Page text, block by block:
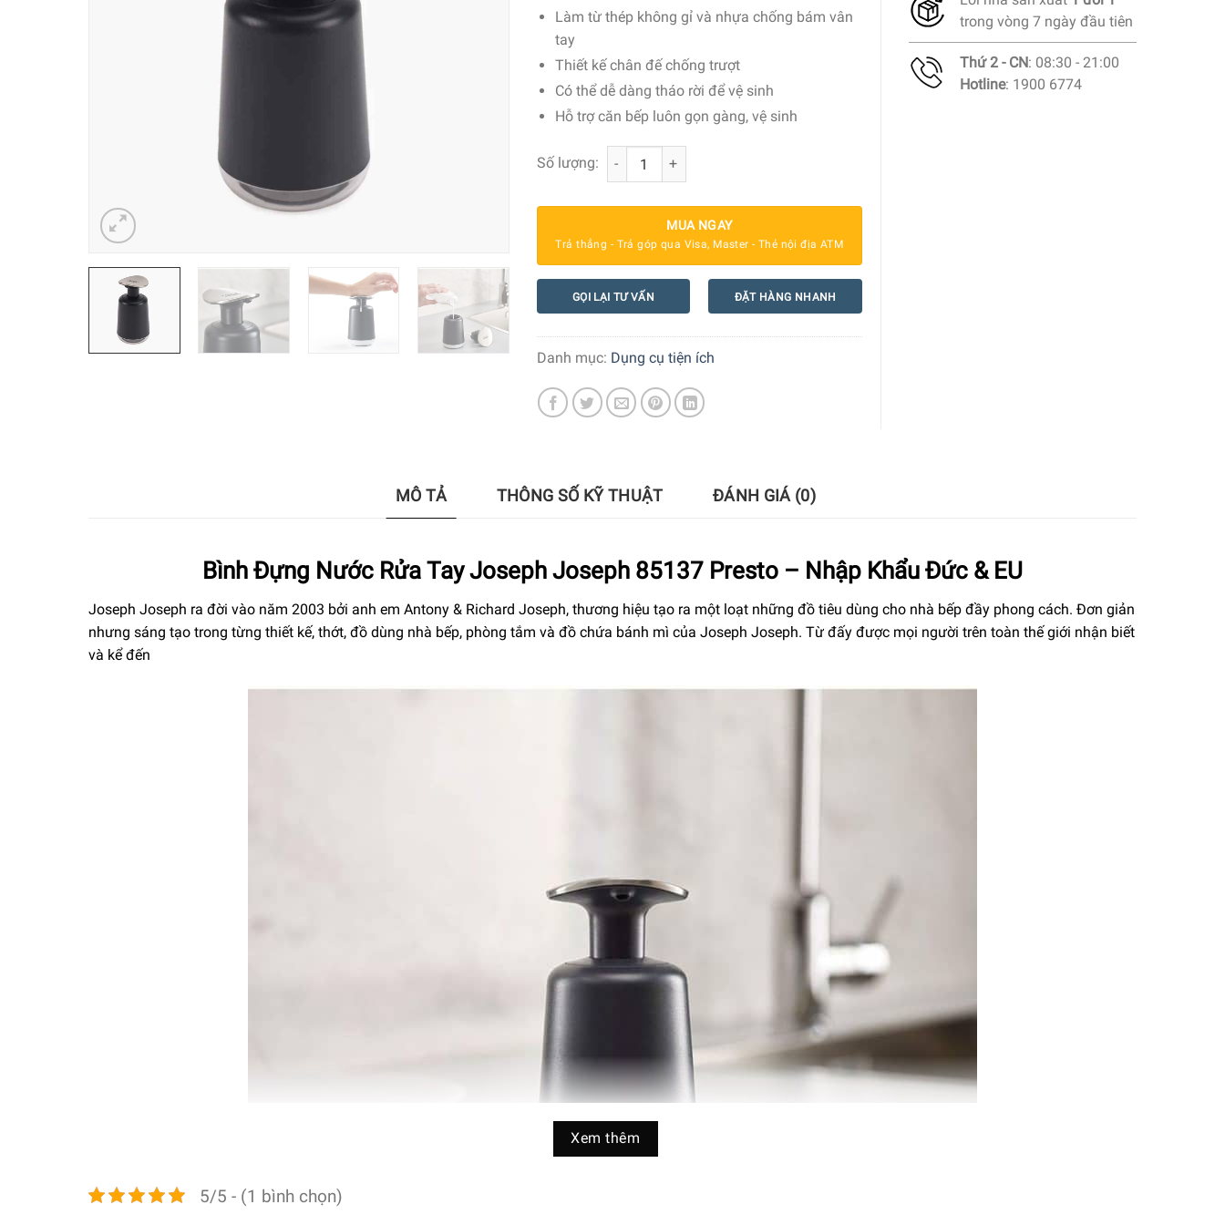
Làm từ thép không gỉ và nhựa chống bám vân
tay
Thiết kế chân đế chống trượt
Có thể dễ dàng tháo rời để vệ sinh
Hỗ trợ căn bếp luôn gọn gàng, vệ sinh
Số lượng: Bình Đựng Nước Rửa Tay Joseph Joseph 85137 Presto số lượng
MUA NGAY
Trả thẳng - Trả góp qua Visa, Master - Thẻ nội địa ATM
GỌI LẠI TƯ VẤN ĐẶT HÀNG NHANH
Danh mục: Dụng cụ tiện ích
trong vòng 7 ngày đầu tiên
Thứ 2 - CN: 08:30 - 21:00
Hotline: 1900 6774
MÔ TẢ THÔNG SỐ KỸ THUẬT ĐÁNH GIÁ (0)
Bình Đựng Nước Rửa Tay Joseph Joseph 85137 Presto – Nhập Khẩu Đức & EU
Joseph Joseph ra đời vào năm 2003 bởi anh em Antony & Richard Joseph, thương hiệu tạo ra một loạt những đồ tiêu dùng cho nhà bếp đầy phong cách. Đơn giản
nhưng sáng tạo trong từng thiết kế, thớt, đồ dùng nhà bếp, phòng tắm và đồ chứa bánh mì của Joseph Joseph. Từ đấy được mọi người trên toàn thế giới nhận biết
và kể đến
Xem thêm
5/5 - (1 bình chọn)